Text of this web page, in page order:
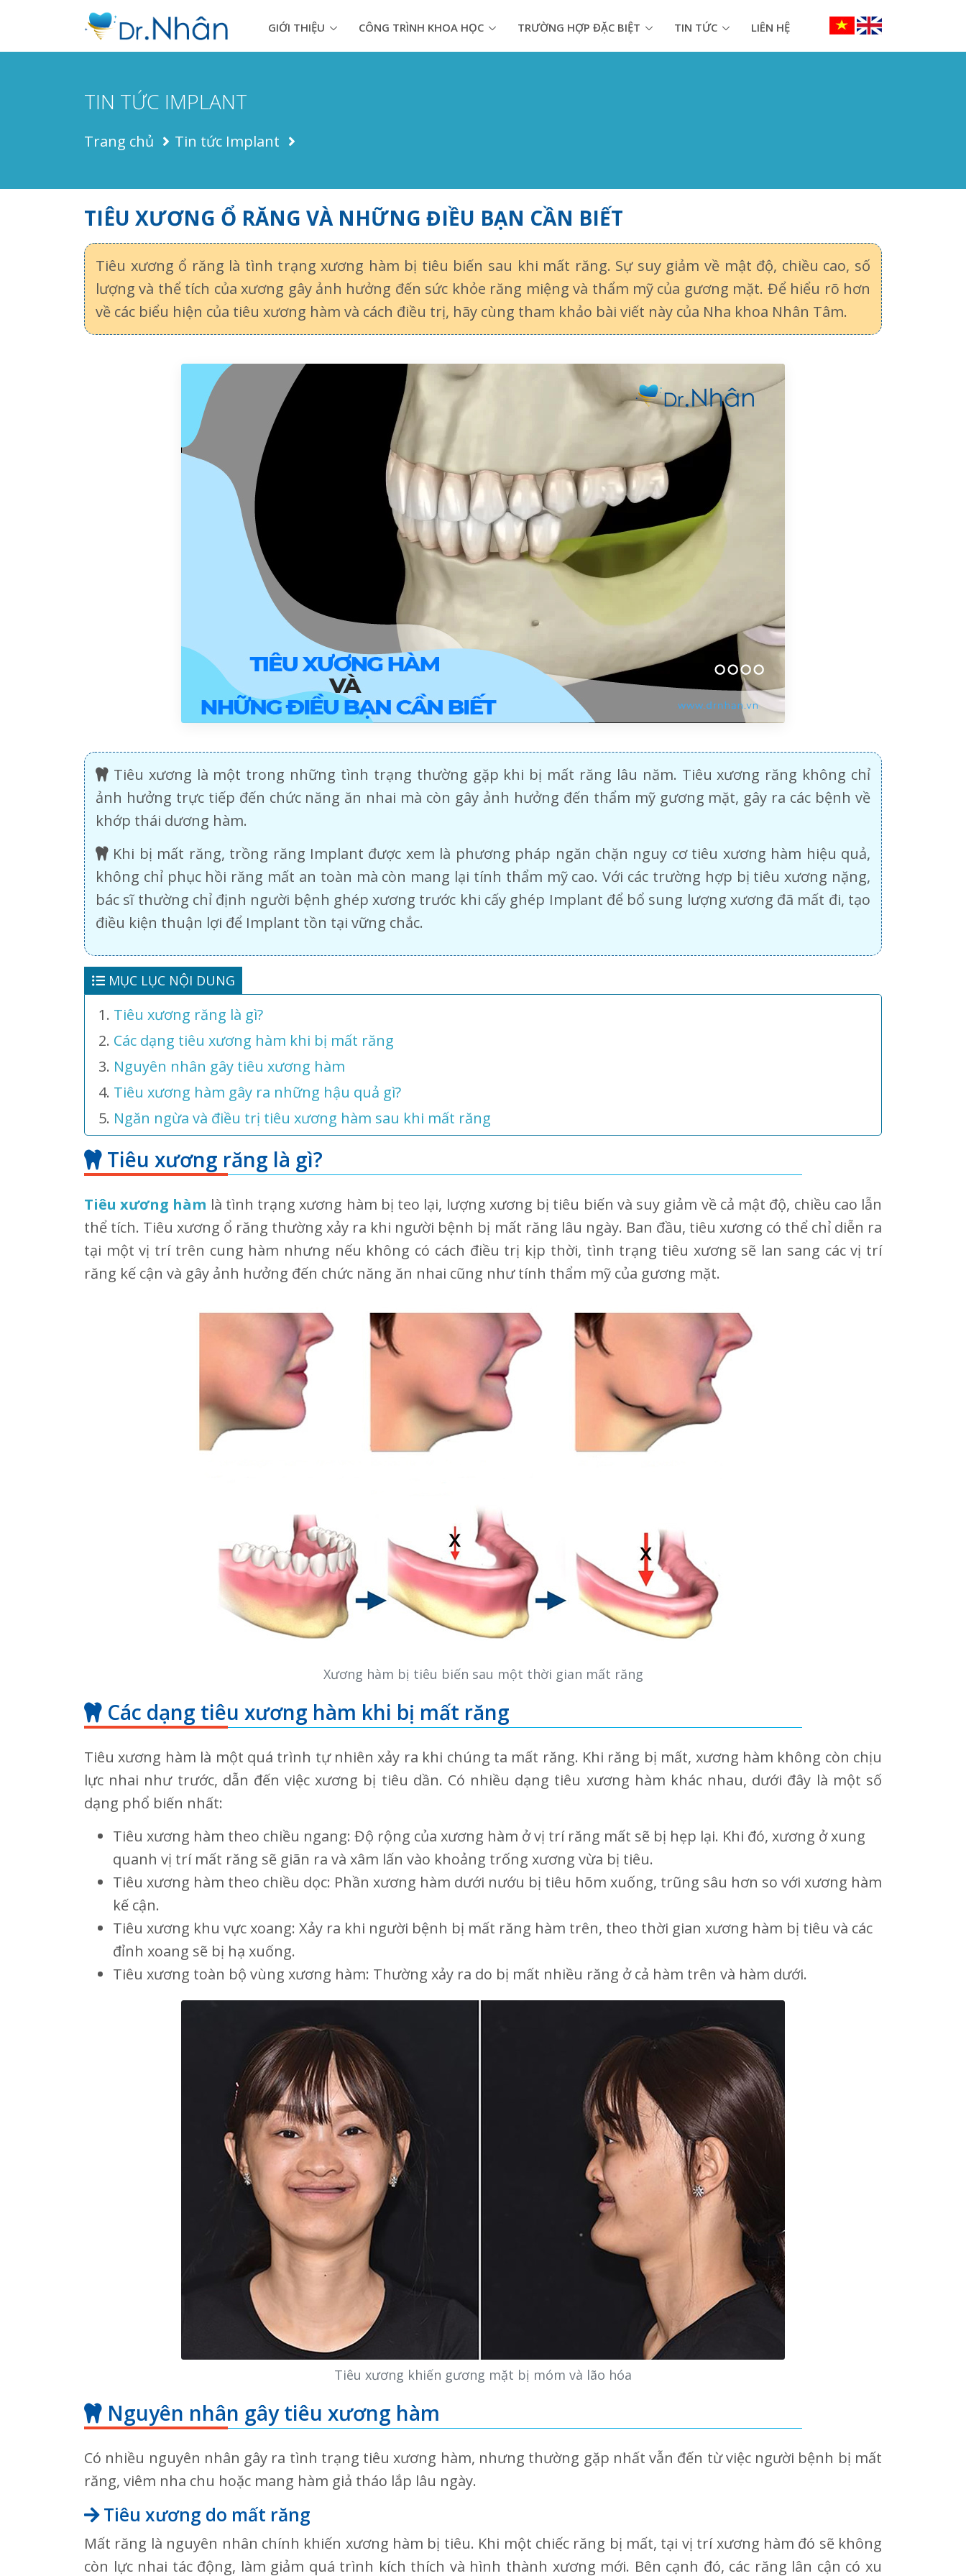
GIỚI THIỆU CÔNG TRÌNH KHOA HỌC TRƯỜNG HỢP ĐẶC BIỆT TIN TỨC LIÊN HỆ
TIN TỨC IMPLANT
Trang chủ Tin tức Implant
TIÊU XƯƠNG Ổ RĂNG VÀ NHỮNG ĐIỀU BẠN CẦN BIẾT
Tiêu xương ổ răng là tình trạng xương hàm bị tiêu biến sau khi mất răng. Sự suy giảm về mật độ, chiều cao, số
lượng và thể tích của xương gây ảnh hưởng đến sức khỏe răng miệng và thẩm mỹ của gương mặt. Để hiểu rõ hơn
về các biểu hiện của tiêu xương hàm và cách điều trị, hãy cùng tham khảo bài viết này của Nha khoa Nhân Tâm.
Tiêu xương là một trong những tình trạng thường gặp khi bị mất răng lâu năm. Tiêu xương răng không chỉ
ảnh hưởng trực tiếp đến chức năng ăn nhai mà còn gây ảnh hưởng đến thẩm mỹ gương mặt, gây ra các bệnh về
khớp thái dương hàm.
Khi bị mất răng, trồng răng Implant được xem là phương pháp ngăn chặn nguy cơ tiêu xương hàm hiệu quả,
không chỉ phục hồi răng mất an toàn mà còn mang lại tính thẩm mỹ cao. Với các trường hợp bị tiêu xương nặng,
bác sĩ thường chỉ định người bệnh ghép xương trước khi cấy ghép Implant để bổ sung lượng xương đã mất đi, tạo
điều kiện thuận lợi để Implant tồn tại vững chắc.
MỤC LỤC NỘI DUNG
Tiêu xương răng là gì?
Các dạng tiêu xương hàm khi bị mất răng
Nguyên nhân gây tiêu xương hàm
Tiêu xương hàm gây ra những hậu quả gì?
Ngăn ngừa và điều trị tiêu xương hàm sau khi mất răng
Tiêu xương răng là gì?
Tiêu xương hàm là tình trạng xương hàm bị teo lại, lượng xương bị tiêu biến và suy giảm về cả mật độ, chiều cao lẫn
thể tích. Tiêu xương ổ răng thường xảy ra khi người bệnh bị mất răng lâu ngày. Ban đầu, tiêu xương có thể chỉ diễn ra
tại một vị trí trên cung hàm nhưng nếu không có cách điều trị kịp thời, tình trạng tiêu xương sẽ lan sang các vị trí
răng kế cận và gây ảnh hưởng đến chức năng ăn nhai cũng như tính thẩm mỹ của gương mặt.
Xương hàm bị tiêu biến sau một thời gian mất răng
Các dạng tiêu xương hàm khi bị mất răng
Tiêu xương hàm là một quá trình tự nhiên xảy ra khi chúng ta mất răng. Khi răng bị mất, xương hàm không còn chịu
lực nhai như trước, dẫn đến việc xương bị tiêu dần. Có nhiều dạng tiêu xương hàm khác nhau, dưới đây là một số
dạng phổ biến nhất:
Tiêu xương hàm theo chiều ngang: Độ rộng của xương hàm ở vị trí răng mất sẽ bị hẹp lại. Khi đó, xương ở xung
quanh vị trí mất răng sẽ giãn ra và xâm lấn vào khoảng trống xương vừa bị tiêu.
Tiêu xương hàm theo chiều dọc: Phần xương hàm dưới nướu bị tiêu hõm xuống, trũng sâu hơn so với xương hàm
kế cận.
Tiêu xương khu vực xoang: Xảy ra khi người bệnh bị mất răng hàm trên, theo thời gian xương hàm bị tiêu và các
đỉnh xoang sẽ bị hạ xuống.
Tiêu xương toàn bộ vùng xương hàm: Thường xảy ra do bị mất nhiều răng ở cả hàm trên và hàm dưới.
Tiêu xương khiến gương mặt bị móm và lão hóa
Nguyên nhân gây tiêu xương hàm
Có nhiều nguyên nhân gây ra tình trạng tiêu xương hàm, nhưng thường gặp nhất vẫn đến từ việc người bệnh bị mất
răng, viêm nha chu hoặc mang hàm giả tháo lắp lâu ngày.
Tiêu xương do mất răng
Mất răng là nguyên nhân chính khiến xương hàm bị tiêu. Khi một chiếc răng bị mất, tại vị trí xương hàm đó sẽ không
còn lực nhai tác động, làm giảm quá trình kích thích và hình thành xương mới. Bên cạnh đó, các răng lân cận có xu